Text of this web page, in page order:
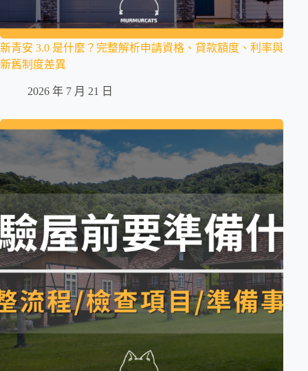
新青安 3.0 是什麼？完整解析申請資格、貸款額度、利率與
新舊制度差異
2026 年 7 月 21 日